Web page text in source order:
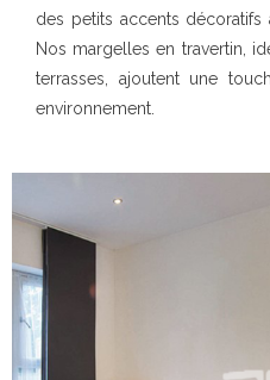
des petits accents décoratifs
Nos margelles en travertin,
terrasses, ajoutent une
environnement.